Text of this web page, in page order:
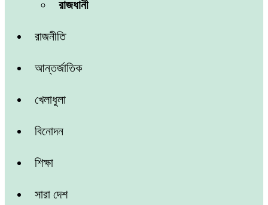
রাজধানী
রাজনীতি
আন্তর্জাতিক
খেলাধুলা
বিনোদন
শিক্ষা
সারা দেশ